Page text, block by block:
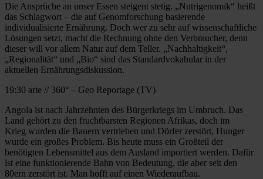
Die Ansprüche an unser Essen steigent stetig. „Nutrigenomik“ heißt
das Schlagwort – die auf Genomforschung basierende
individualisierte Ernährung. Doch wer zu sehr auf wissenschaftliche
Lösungen setzt, macht die Rechnung ohne den Verbraucher, denn
dieser will vor allem Natur auf dem Teller. „Nachhaltigkeit“,
„Regionalität“ und „Bio“ sind das Standardvokabular in der
aktuellen Ernährungsdiskussion.
19:30 arte // 360° – Geo Reportage (TV)
Angola ist nach Jahrzehnten des Bürgerkriegs im Umbruch. Das
Land gehört zu den fruchtbarsten Regionen Afrikas, doch im
Krieg wurden die Bauern vertrieben und Dörfer zerstört, Hunger
wurde ein großes Problem. Bis heute muss ein Großteil der
benötigten Lebensmittel aus dem Ausland importiert werden. Dafür
ist eine funktionierende Bahn von Bedeutung, die aber seit den
80ern zerstört ist. Man hofft auf einen Wiederaufbau.